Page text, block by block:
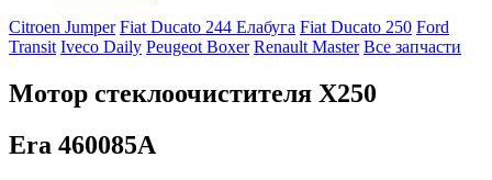
Citroen Jumper Fiat Ducato 244 Елабуга Fiat Ducato 250 Ford
Transit Iveco Daily Peugeot Boxer Renault Master Все запчасти
Мотор стеклоочистителя Х250
Era 460085A